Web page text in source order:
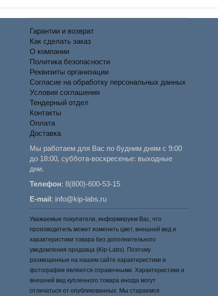
Гарантии и возврат
Как сделать заказ
О компании
Политика безопасности
Реквизиты организации
Согласие на обработку персональных данных
Условия соглашения
Тендерный отдел
Контакты
Оплата
Доставка
Мы работаем для Вас по будним дням с 9:00
до 18:00, суббота-воскресенье: выходные
дни.
Телефон:8(800)-600-53-15
E-mail: info@kip-labs.ru
Уважаемые покупатели, информируем Вас, что
производитель может изменить цвет, внешний вид и
характеристики товара без дополнительного
уведомления продавца (Kip-Labs). Поэтому
размещенные на нашем сайте характеристики и
фотографии являются справочными. Характеристики и
внешний вид купленного товара иногда могут
отличаться от опубликованных. Мы стараемся